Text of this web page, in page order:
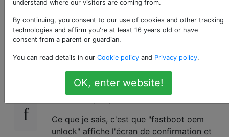
fastboot»?
21
J'ai mon téléphone depuis des mois, chargé
avec plusieurs micrologiciels, ROM et OTA,
sans jamais exécuter cette commande.
Qu'est ce que ça fait?
Ce que je sais, c'est que "fastboot oem
unlock" affiche l'écran de confirmation et
understand where our visitors are coming from.
By continuing, you consent to our use of cookies and other tracking
technologies and affirm you're at least 16 years old or have
consent from a parent or guardian.
You can read details in our Cookie policy and Privacy policy.
OK, enter website!